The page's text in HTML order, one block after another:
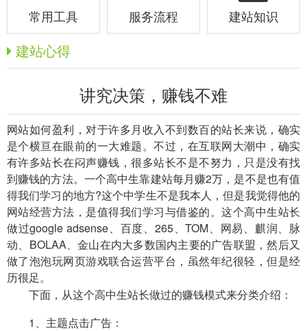
常用工具 服务流程 建站知识
建站心得
讲究决策，赚钱不难
网站如何盈利，对于许多月收入不到数百的站长来说，确实
是个横亘在眼前的一大难题。不过，在互联网大潮中，确实
有许多站长在闷声赚钱，很多站长不是不努力，只是没有找
到赚钱的方法。一个高中生靠建站每月赚2万，是不是也有值
得我们学习的地方?这个中学生不是我本人，但是我觉得他的
网站经营方法，是值得我们学习与借鉴的。这个高中生站长
做过google adsense、百度、265、TOM、网易、麒润、脉
动、BOLAA、金山在内大多数国内主要的广告联盟，然后又
做了泡泡玩网页游戏联合运营平台，虽然年纪很轻，但是经
历很足。
下面，从这个高中生站长做过的赚钱模式来分类介绍：
1、主题点击广告：